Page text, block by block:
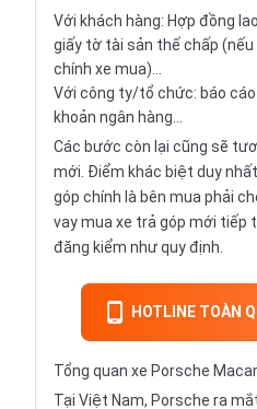
Với khách hàng: Hợp đồng
giấy tờ tài sản thế chấp
chính xe mua)...
Với công ty/tổ chức: báo
khoản ngân hàng...
Các bước còn lại cũng sẽ
mới. Điểm khác biệt duy
góp chính là bên mua phải
vay mua xe trả góp mới tiếp
đăng kiểm như quy định.
HOTLINE TOÀN
Tổng quan xe Porsche
Tại Việt Nam, Porsche ra